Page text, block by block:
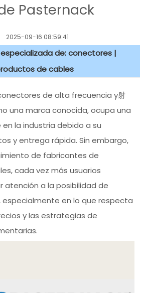
Pasternack
2025-09-16 08:59:41
de: conectores |
de cables
de alta frecuencia y射
una marca conocida, ocupa una
la industria debido a su
y entrega rápida. Sin embargo,
de fabricantes de
cada vez más usuarios
atención a la posibilidad de
especialmente en lo que respecta
y las estrategias de